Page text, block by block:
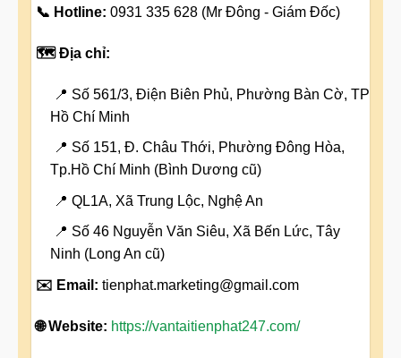
📞 Hotline: 0931 335 628 (Mr Đông - Giám Đốc)
🗺️ Địa chỉ:
📍 Số 561/3, Điện Biên Phủ, Phường Bàn Cờ, TP
Hồ Chí Minh
📍 Số 151, Đ. Châu Thới, Phường Đông Hòa,
Tp.Hồ Chí Minh (Bình Dương cũ)
📍 QL1A, Xã Trung Lộc, Nghệ An
📍 Số 46 Nguyễn Văn Siêu, Xã Bến Lức, Tây
Ninh (Long An cũ)
✉️ Email: tienphat.marketing@gmail.com
🌐 Website: https://vantaitienphat247.com/